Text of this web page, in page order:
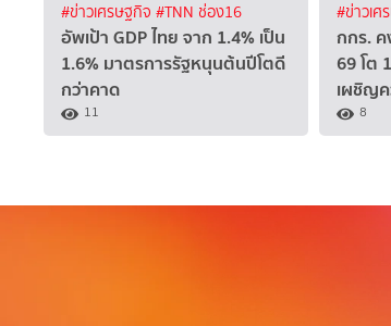
#ข่าวเศรษฐกิจ #TNN ช่อง16
อัพเป้า GDP ไทย จาก 1.4% เป็น
1.6% มาตรการรัฐหนุนต้นปีโตดี
กว่าคาด
11
#ข่าวเศ
กกร.
69 โต
เผชิญ
8